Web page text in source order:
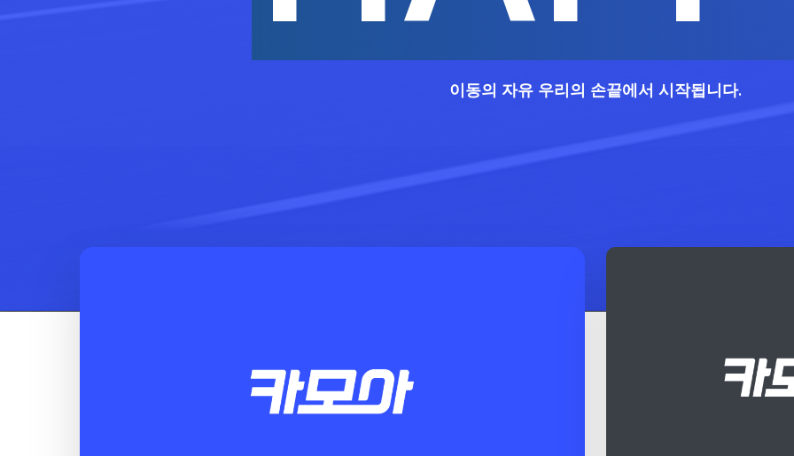
이동의 자유 우리의 손끝에서 시작됩니다.